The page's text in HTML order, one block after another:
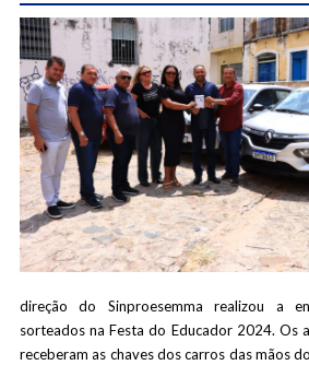
direção do Sinproesemma realizou a
sorteados na Festa do Educador 2024. Os
receberam as chaves dos carros das mãos